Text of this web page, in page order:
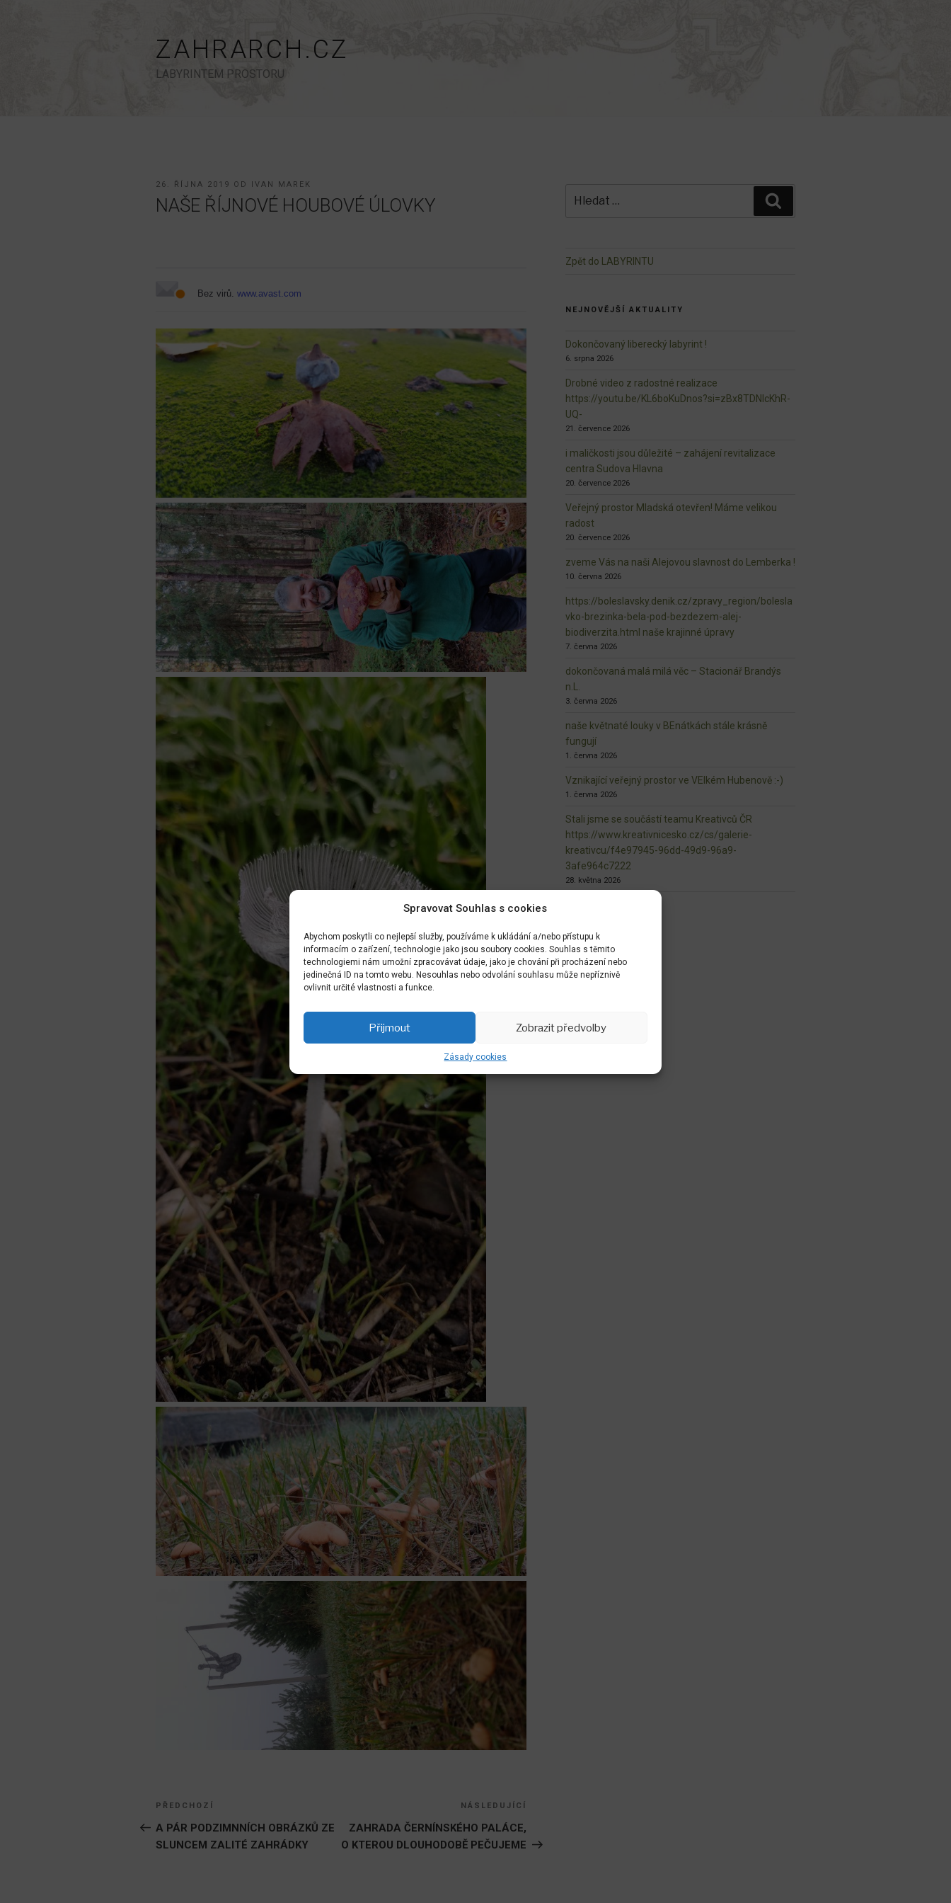
Spravovat Souhlas s cookies
Abychom poskytli co nejlepší služby, používáme k ukládání a/nebo přístupu k
informacím o zařízení, technologie jako jsou soubory cookies. Souhlas s těmito
technologiemi nám umožní zpracovávat údaje, jako je chování při procházení nebo
jedinečná ID na tomto webu. Nesouhlas nebo odvolání souhlasu může nepříznivě
ovlivnit určité vlastnosti a funkce.
Přijmout Zobrazit předvolby
Zásady cookies
ZAHRARCH.CZ
LABYRINTEM PROSTORU
PUBLIKOVÁNO
26. ŘÍJNA 2019 OD IVAN MAREK
NAŠE ŘÍJNOVÉ HOUBOVÉ ÚLOVKY
Bez virů.www.avast.com
Navigace
pro
příspěvek
Předchozí
příspěvek
PŘEDCHOZÍ
A PÁR PODZIMNNÍCH OBRÁZKŮ ZE
SLUNCEM ZALITÉ ZAHRÁDKY
NÁSLEDUJÍCÍ
ZAHRADA ČERNÍNSKÉHO PALÁCE,
O KTEROU DLOUHODOBĚ PEČUJEME
Zpět do LABYRINTU
NEJNOVĚJŠÍ AKTUALITY
Dokončovaný liberecký labyrint !
6. srpna 2026
Drobné video z radostné realizace
https://youtu.be/KL6boKuDnos?si=zBx8TDNlcKhR-
UQ-
21. července 2026
i maličkosti jsou důležité – zahájení revitalizace
centra Sudova Hlavna
20. července 2026
Veřejný prostor Mladská otevřen! Máme velikou
radost
20. července 2026
zveme Vás na naši Alejovou slavnost do Lemberka !
10. června 2026
https://boleslavsky.denik.cz/zpravy_region/bolesla
vko-brezinka-bela-pod-bezdezem-alej-
biodiverzita.html naše krajinné úpravy
7. června 2026
dokončovaná malá milá věc – Stacionář Brandýs
n.L.
3. června 2026
naše květnaté louky v BEnátkách stále krásně
fungují
1. června 2026
Vznikající veřejný prostor ve VElkém Hubenově :-)
1. června 2026
Stali jsme se součástí teamu Kreativců ČR
https://www.kreativnicesko.cz/cs/galerie-
kreativcu/f4e97945-96dd-49d9-96a9-
3afe964c7222
28. května 2026